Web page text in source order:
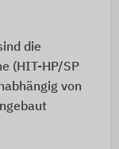
die
(HIT-HP/SP
von